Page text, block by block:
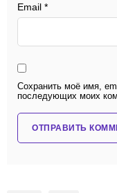
Email *
Сохранить моё имя,
последующих моих